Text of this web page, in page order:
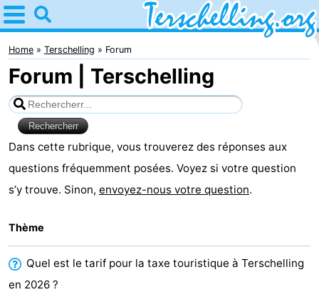
Home
Terschelling
Astuces
Avec
les
enfants
Villages
Nature
nuit
-
Home Terschelling Forum
Forum | Terschelling
Dans cette rubrique, vous trouverez des réponses aux
questions fréquemment posées. Voyez si votre question
s’y trouve. Sinon, envoyez-nous votre question.
Thème
Quel est le tarif pour la taxe touristique à Terschelling
en 2026 ?